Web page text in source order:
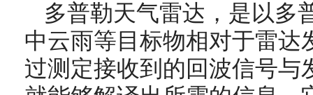
多普勒天气雷达，是以多
中云雨等目标物相对于雷达
过测定接收到的回波信号与